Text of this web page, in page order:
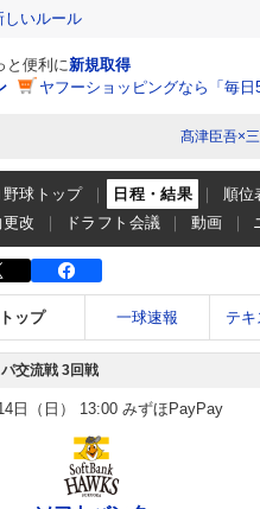
いルール
と便利に新規取得
ヤフーショッピングなら「毎日
髙津臣吾×
野球トップ 日程・結果 順位
改
ドラフト会議 動画
トップ 一球速報 テキ
交流戦 3回戦
日（日） 13:00 みずほPayPay